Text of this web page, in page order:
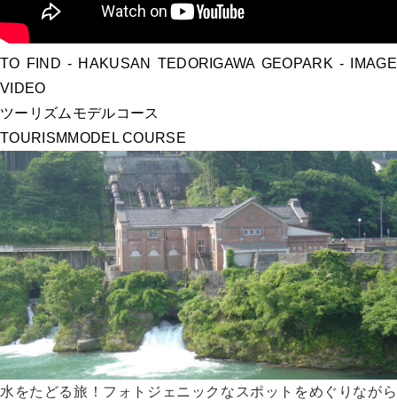
TO FIND - HAKUSAN TEDORIGAWA GEOPARK - IMAGE
VIDEO
ツーリズムモデルコース
TOURISM MODEL COURSE
水をたどる旅！フォトジェニックなスポットをめぐりながら